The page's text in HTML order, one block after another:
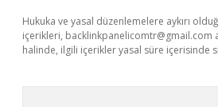
Hukuka ve yasal düzenlemelere aykırı
içerikleri, backlinkpanelicomtr@gmail.com
halinde, ilgili içerikler yasal süre içerisinde